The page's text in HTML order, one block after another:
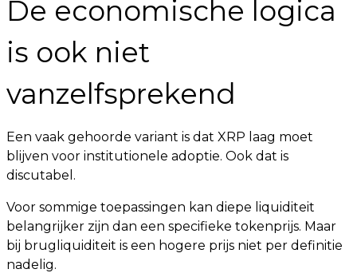
De economische logica
is ook niet
vanzelfsprekend
Een vaak gehoorde variant is dat XRP laag moet
blijven voor institutionele adoptie. Ook dat is
discutabel.
Voor sommige toepassingen kan diepe liquiditeit
belangrijker zijn dan een specifieke tokenprijs. Maar
bij brugliquiditeit is een hogere prijs niet per definitie
nadelig.